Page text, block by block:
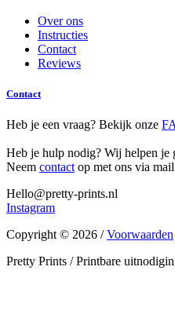
Over ons
Instructies
Contact
Reviews
Contact
Heb je een vraag? Bekijk onze
Heb je hulp nodig? Wij helpen je
Neem contact op met ons via
Hello@pretty-prints.nl
Instagram
Copyright © 2026 /Voorwaarden
Pretty Prints / Printbare